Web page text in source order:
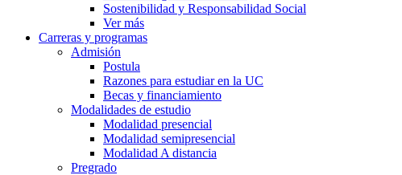
Sostenibilidad y Responsabilidad Social
Ver más
Carreras y programas
Admisión
Postula
Razones para estudiar en la UC
Becas y financiamiento
Modalidades de estudio
Modalidad presencial
Modalidad semipresencial
Modalidad A distancia
Pregrado